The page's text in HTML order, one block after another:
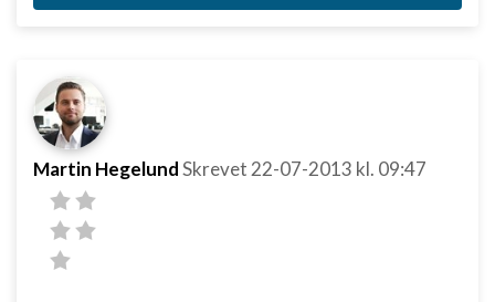
Martin HegelundSkrevet 22-07-2013 kl. 09:47